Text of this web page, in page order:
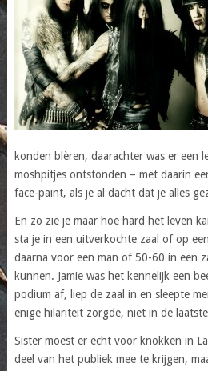
konden blèren, daarachter was er een
moshpitjes ontstonden – met daarin
face-paint, als je al dacht dat je alles
En zo zie je maar hoe hard het leven
sta je in een uitverkochte zaal of op
daarna voor een man of 50-60 in een
kunnen. Jamie was het kennelijk een
podium af, liep de zaal in en sleepte
enige hilariteit zorgde, niet in de
Sister moest er echt voor knokken in
deel van het publiek mee te krijgen,